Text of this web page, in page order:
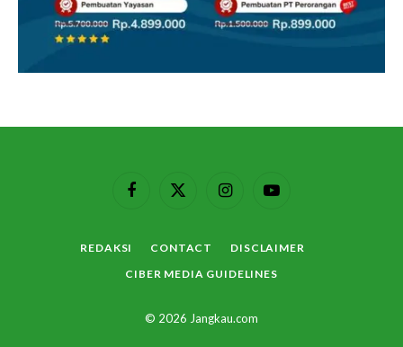
FacebookX
InstagramYouTube
REDAKSI CONTACT
DISCLAIMER
CIBER MEDIA GUIDELINES
© 2026 Jangkau.com